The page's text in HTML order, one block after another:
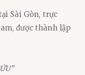
Sài Gòn, trực
được thành lập